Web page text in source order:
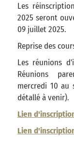
Les
2025 seront
09 juillet 2025.
Reprise des
Les réunions
Réunions
mercredi 10 au
détallé à venir).
Lien
Lien